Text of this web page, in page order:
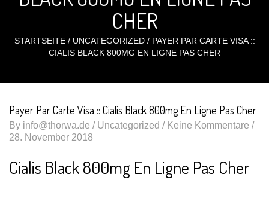
i
i
CHER
STARTSEITE/ UNCATEGORIZED/ PAYER PAR CARTE VISA ::
CIALIS BLACK 800MG EN LIGNE PAS CHER
Payer Par Carte Visa :: Cialis Black 800mg En Ligne Pas Cher
By info@thorwa.de / Uncategorized / Keine Kommentare /
28. November 2018
Cialis Black 800mg En Ligne Pas Cher